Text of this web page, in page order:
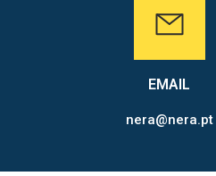
EMAIL
nera@nera.pt